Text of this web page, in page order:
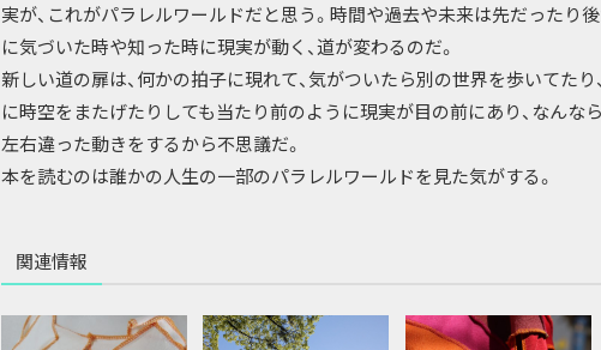
実が、これがパラレルワールドだと思う。時間や過去や未来は先だったり
に気づいた時や知った時に現実が動く、道が変わるのだ。
新しい道の扉は、何かの拍子に現れて、気がついたら別の世界を歩いてたり
に時空をまたげたりしても当たり前のように現実が目の前にあり、なんな
左右違った動きをするから不思議だ。
本を読むのは誰かの人生の一部のパラレルワールドを見た気がする。
関連情報